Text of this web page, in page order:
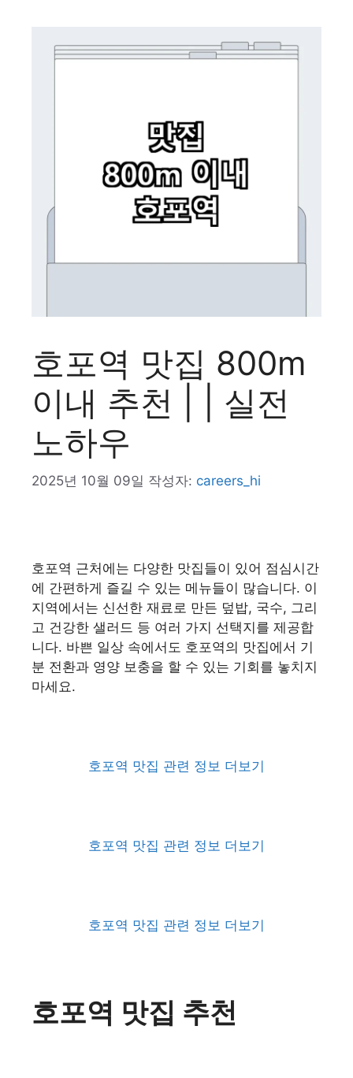
호포역 맛집 800m
이내 추천 | | 실전
노하우
2025년 10월 09일 작성자: careers_hi
호포역 근처에는 다양한 맛집들이 있어 점심시간
에 간편하게 즐길 수 있는 메뉴들이 많습니다. 이
지역에서는 신선한 재료로 만든 덮밥, 국수, 그리
고 건강한 샐러드 등 여러 가지 선택지를 제공합
니다. 바쁜 일상 속에서도 호포역의 맛집에서 기
분 전환과 영양 보충을 할 수 있는 기회를 놓치지
마세요.
호포역 맛집 관련 정보 더보기
호포역 맛집 관련 정보 더보기
호포역 맛집 관련 정보 더보기
호포역 맛집 추천